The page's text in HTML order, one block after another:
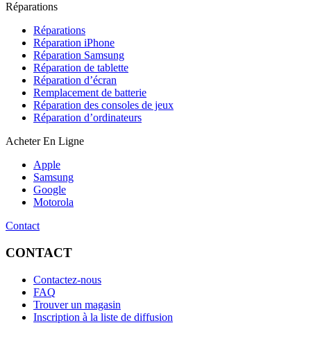
Réparations
Réparations
Réparation iPhone
Réparation Samsung
Réparation de tablette
Réparation d’écran
Remplacement de batterie
Réparation des consoles de jeux
Réparation d’ordinateurs
Acheter En Ligne
Apple
Samsung
Google
Motorola
Contact
CONTACT
Contactez-nous
FAQ
Trouver un magasin
Inscription à la liste de diffusion